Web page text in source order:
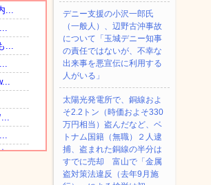
デニー支援の小沢一郎氏
（一般人）、辺野古沖事故
について「玉城デニー知事
の責任ではないが、不幸な
出来事を悪宣伝に利用する
人がいる」
太陽光発電所で、銅線およ
そ2.2トン（時価およそ330
万円相当）盗んだなど、ベ
トナム国籍（無職）２人逮
捕、盗まれた銅線の半分は
すでに売却 富山で「金属
盗対策法違反（去年9月施